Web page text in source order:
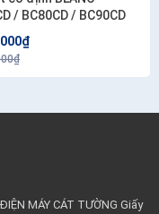
/ BC80CD / BC90CD
MÁY CÁT TƯỜNG Giấy